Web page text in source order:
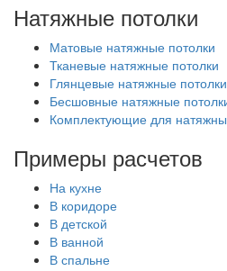
Натяжные потолки
Матовые натяжные потолки
Тканевые натяжные потолки
Глянцевые натяжные потолки
Бесшовные натяжные
Комплектующие для
Примеры расчетов
На кухне
В коридоре
В детской
В ванной
В спальне